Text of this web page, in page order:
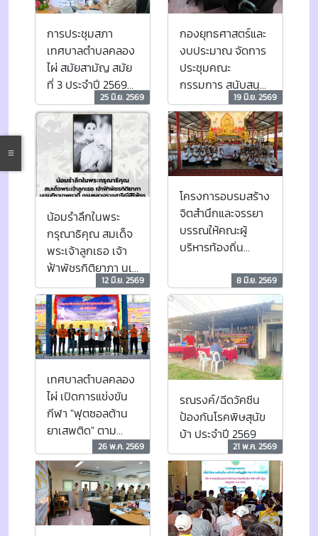
การประชุมสภา
เทศบาลตำบลคลอง
ไผ่ สมัยสามัญ สมัย
ที่ 3 ประจำปี 2569
วันที่ 25 มิถุนายน
2569 ณ ห้องประชุม
สภาเทศบาลตำบล
คลองไผ่
25 มิ.ย. 2569
กองยุทธศาสตร์และ
งบประมาณ จัดการ
ประชุมคณะ
กรรมการ สนับสนุน
การจัดทำแผน
พัฒนาท้องถิ่น และ
คณะกรรมการ
พัฒนาเทศบาล
ตำบลคลองไผ่
19 มิ.ย. 2569
น้อมรำลึกในพระ
กรุณาธิคุณ สมเด็จ
พระเจ้าลูกเธอ เจ้า
ฟ้าพัชรกิติยาภา นเร
นทิราเทพยวดี กรม
หลวงราชสาริณีสิริ
พัชร มหาวัชรราช
ธิดา
12 มิ.ย. 2569
โครงการอบรมสร้าง
จิตสำนึกและจรรยา
บรรณให้คณะผู้
บริหารท้องถิ่น
พนักงานเทศบาล
ลูกจ้างเทศบาล และ
พนักงานจ้าง
เทศบาล ประจำ
ปีงบประมาณ พ.ศ.
2569
8 มิ.ย. 2569
เทศบาลตำบลคลอง
ไผ่ เปิดการแข่งขัน
กีฬา "ฟุตซอลต้าน
ยาเสพติด" ตาม
โครงการจัดการแข่ง
ขันก็ฬาฟุตซอลต้าน
ยาเสพติด ประจำปี
2569 25 - 29 พ.ค.
2569
26 พ.ค. 2569
รณรงค์/ฉีดวัคซีน
ป้องกันโรคพิษสุนัข
บ้า ประจำปี 2569
21 พ.ค. 2569